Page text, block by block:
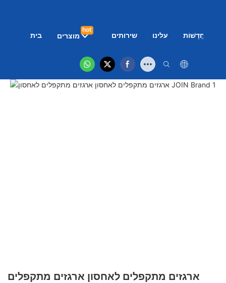
בית מוצרים
hot
שירותים עלינו חֲדָשׁוֹת
ארגזים מתקפלים לאחסון ארגזים מתקפלים